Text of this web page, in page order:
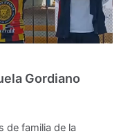
Gordiano
de familia de la